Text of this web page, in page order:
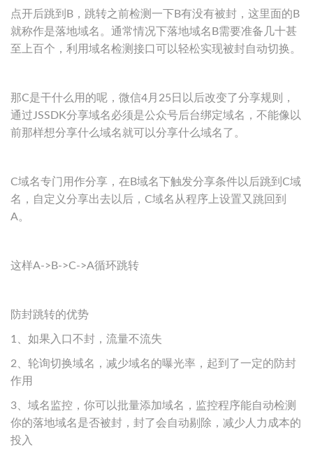
点开后跳到B，跳转之前检测一下B有没有被封，这里面的B
就称作是落地域名。通常情况下落地域名B需要准备几十甚
至上百个，利用域名检测接口可以轻松实现被封自动切换。
那C是干什么用的呢，微信4月25日以后改变了分享规则，
通过JSSDK分享域名必须是公众号后台绑定域名，不能像以
前那样想分享什么域名就可以分享什么域名了。
C域名专门用作分享，在B域名下触发分享条件以后跳到C域
名，自定义分享出去以后，C域名从程序上设置又跳回到
A。
这样A->B->C->A循环跳转
防封跳转的优势
1、如果入口不封，流量不流失
2、轮询切换域名，减少域名的曝光率，起到了一定的防封
作用
3、域名监控，你可以批量添加域名，监控程序能自动检测
你的落地域名是否被封，封了会自动剔除，减少人力成本的
投入